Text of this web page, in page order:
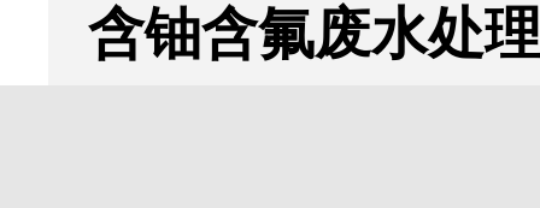
含铀含氟废水处